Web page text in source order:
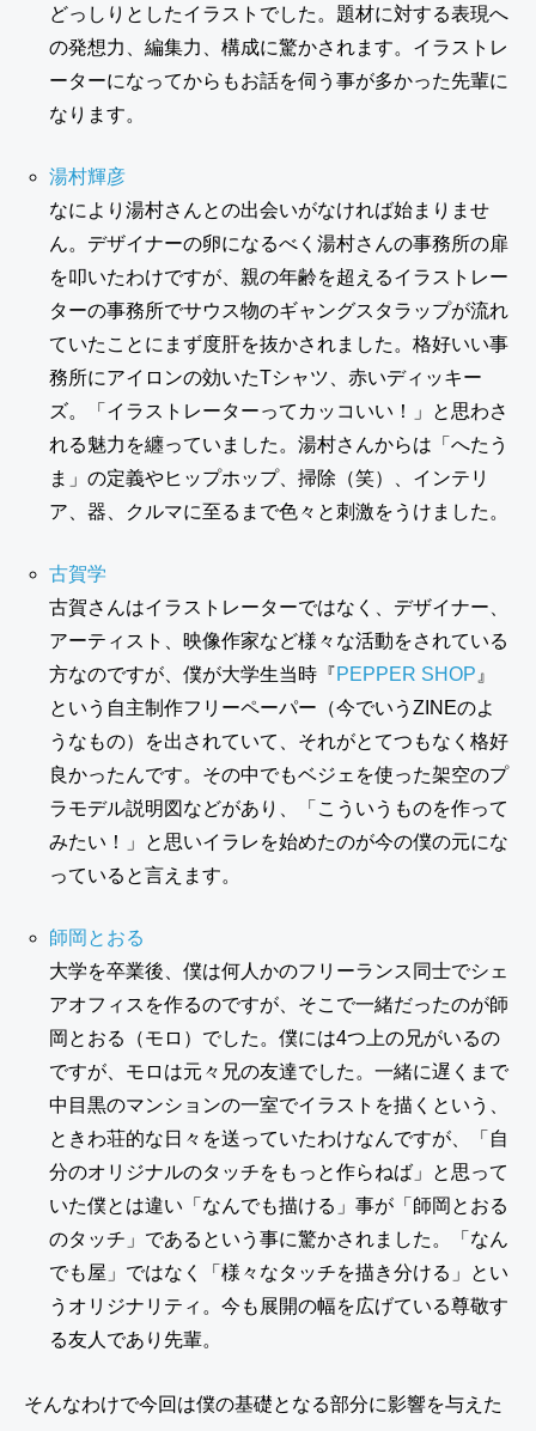
どっしりとしたイラストでした。題材に対する表現へ
の発想力、編集力、構成に驚かされます。イラストレ
ーターになってからもお話を伺う事が多かった先輩に
なります。
湯村輝彦
なにより湯村さんとの出会いがなければ始まりませ
ん。デザイナーの卵になるべく湯村さんの事務所の扉
を叩いたわけですが、親の年齢を超えるイラストレー
ターの事務所でサウス物のギャングスタラップが流れ
ていたことにまず度肝を抜かされました。格好いい事
務所にアイロンの効いたTシャツ、赤いディッキー
ズ。「イラストレーターってカッコいい！」と思わさ
れる魅力を纏っていました。湯村さんからは「へたう
ま」の定義やヒップホップ、掃除（笑）、インテリ
ア、器、クルマに至るまで色々と刺激をうけました。
古賀学
古賀さんはイラストレーターではなく、デザイナー、
アーティスト、映像作家など様々な活動をされている
方なのですが、僕が大学生当時『PEPPER SHOP 』
という自主制作フリーペーパー（今でいうZINEのよ
うなもの）を出されていて、それがとてつもなく格好
良かったんです。その中でもベジェを使った架空のプ
ラモデル説明図などがあり、「こういうものを作って
みたい！」と思いイラレを始めたのが今の僕の元にな
っていると言えます。
師岡とおる
大学を卒業後、僕は何人かのフリーランス同士でシェ
アオフィスを作るのですが、そこで一緒だったのが師
岡とおる（モロ）でした。僕には4つ上の兄がいるの
ですが、モロは元々兄の友達でした。一緒に遅くまで
中目黒のマンションの一室でイラストを描くという、
ときわ荘的な日々を送っていたわけなんですが、「自
分のオリジナルのタッチをもっと作らねば」と思って
いた僕とは違い「なんでも描ける」事が「師岡とおる
のタッチ」であるという事に驚かされました。「なん
でも屋」ではなく「様々なタッチを描き分ける」とい
うオリジナリティ。今も展開の幅を広げている尊敬す
る友人であり先輩。
そんなわけで今回は僕の基礎となる部分に影響を与えた